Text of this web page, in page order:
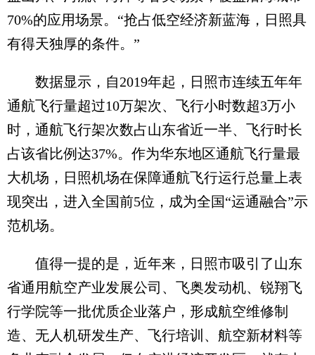
70%的应用场景。“抢占低空经济新蓝海，日照具
有得天独厚的条件。”
数据显示，自2019年起，日照市连续五年年
通航飞行量超过10万架次、飞行小时数超3万小
时，通航飞行架次数占山东省近一半、飞行时长
占该省比例达37%。作为华东地区通航飞行量最
大机场，日照机场在保障通航飞行运行总量上表
现突出，进入全国前5位，成为全国“运通融合”示
范机场。
值得一提的是，近年来，日照市吸引了山东
省通用航空产业发展公司、飞奥发动机、锐翔飞
行学院等一批优质企业落户，形成航空维修制
造、无人机研发生产、飞行培训、航空新材料等